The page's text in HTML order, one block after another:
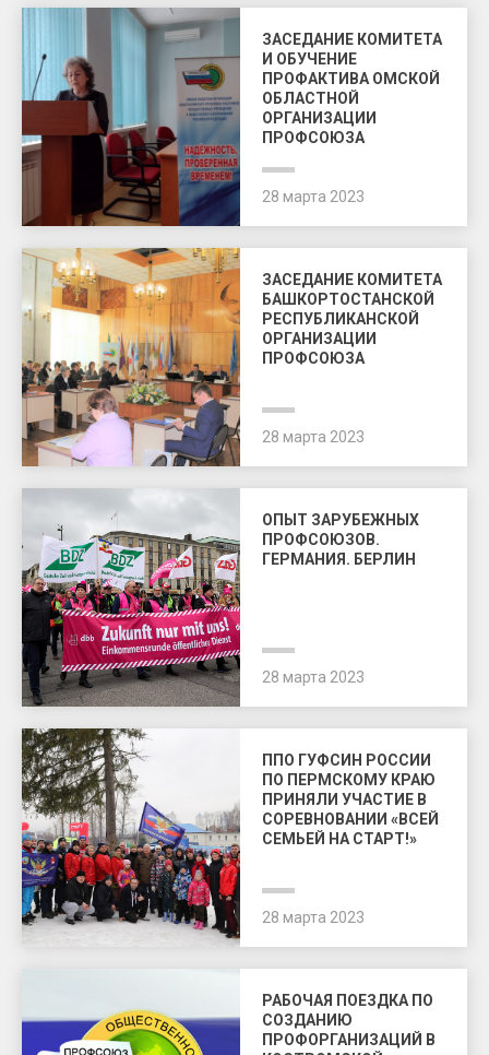
ЗАСЕДАНИЕ КОМИТЕТА
И ОБУЧЕНИЕ
ПРОФАКТИВА ОМСКОЙ
ОБЛАСТНОЙ
ОРГАНИЗАЦИИ
ПРОФСОЮЗА
28 марта 2023
ЗАСЕДАНИЕ КОМИТЕТА
БАШКОРТОСТАНСКОЙ
РЕСПУБЛИКАНСКОЙ
ОРГАНИЗАЦИИ
ПРОФСОЮЗА
28 марта 2023
ОПЫТ ЗАРУБЕЖНЫХ
ПРОФСОЮЗОВ.
ГЕРМАНИЯ. БЕРЛИН
28 марта 2023
ППО ГУФСИН РОССИИ
ПО ПЕРМСКОМУ КРАЮ
ПРИНЯЛИ УЧАСТИЕ В
СОРЕВНОВАНИИ «ВСЕЙ
СЕМЬЕЙ НА СТАРТ!»
28 марта 2023
РАБОЧАЯ ПОЕЗДКА ПО
СОЗДАНИЮ
ПРОФОРГАНИЗАЦИЙ В